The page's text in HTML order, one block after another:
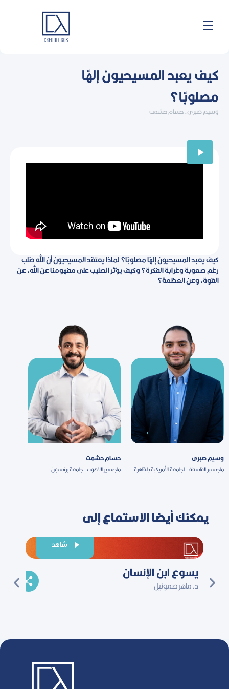
المحتوى
كيف يعبد المسيحيون إلهًا
مصلوبًا؟
وسيم صبرى، حسام حشمت
كيف يعبد المسيحيون إلهًا مصلوبًا؟ لماذا يعتقد المسيحيون أن الله صُلب
رغم صعوبة وغرابة الفكرة؟ وكيف يؤثر الصليب على مفهومنا عن الله، عن
القوة، وعن العظمة؟
وسيم صبرى
ماجستير الفلسفة - الجامعة الأمريكية بالقاهرة
حسام حشمت
ماجستير اللاهوت - جامعة برنستون
يمكنك أيضا الاستماع إلى
يسوع ابن الإنسان
د. ماهر صموئيل وسيم